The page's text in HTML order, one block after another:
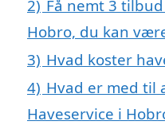
2) Få nemt 3
Hobro, du kan
3) Hvad koster
4) Hvad er med til
Haveservice i